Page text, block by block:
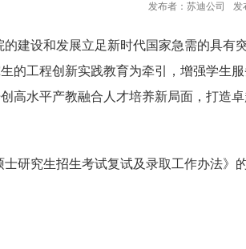
发布者：苏迪公司 发
建设和发展立足新时代国家急需的具
的工程创新实践教育为牵引，增强学生
高水平产教融合人才培养新局面，打造
士研究生招生考试复试及录取工作办法》